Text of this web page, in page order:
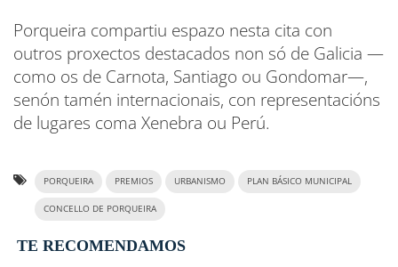
Porqueira compartiu espazo nesta cita con
outros proxectos destacados non só de Galicia —
como os de Carnota, Santiago ou Gondomar—,
senón tamén internacionais, con representacións
de lugares coma Xenebra ou Perú.
PORQUEIRA PREMIOS URBANISMO PLAN BÁSICO MUNICIPAL
CONCELLO DE PORQUEIRA
TE RECOMENDAMOS